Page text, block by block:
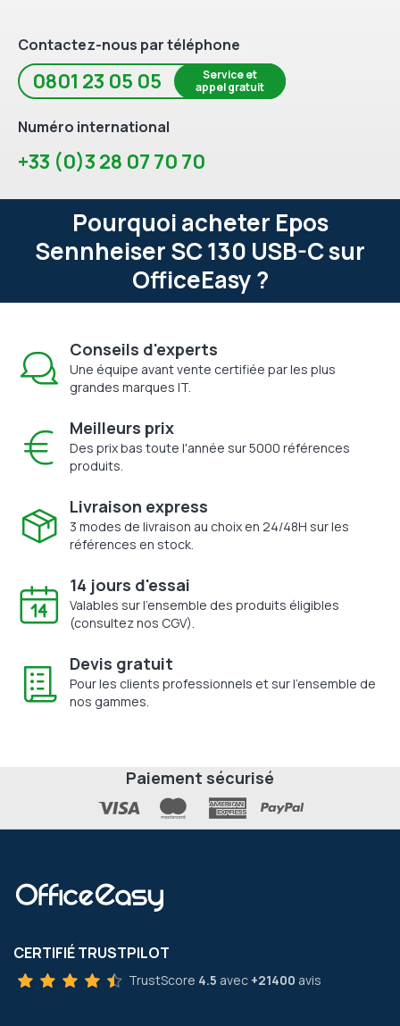
Contactez-nous par téléphone
0801 23 05 05
Service et
appel gratuit
Numéro international
+33 (0)3 28 07 70 70
Pourquoi acheter Epos
Sennheiser SC 130 USB-C sur
OfficeEasy ?
Conseils d'experts
Une équipe avant vente certifiée par les plus
grandes marques IT.
Meilleurs prix
Des prix bas toute l'année sur 5000 références
produits.
Livraison express
3 modes de livraison au choix en 24/48H sur les
références en stock.
14 jours d'essai
Valables sur l'ensemble des produits éligibles
(consultez nos CGV).
Devis gratuit
Pour les clients professionnels et sur l'ensemble de
nos gammes.
Paiement sécurisé
CERTIFIÉ TRUSTPILOT
TrustScore 4.5 avec +21400 avis